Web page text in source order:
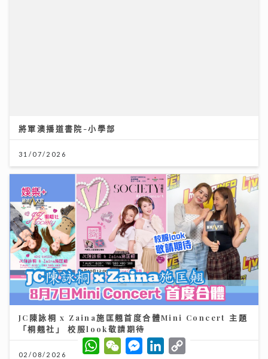
將軍澳播道書院-小學部
31/07/2026
JC陳詠桐 x Zaina施匡翹首度合體Mini Concert 主題
「桐翹社」 校服look敬請期待
02/08/2026
W
h
W
e
M
e
L
C